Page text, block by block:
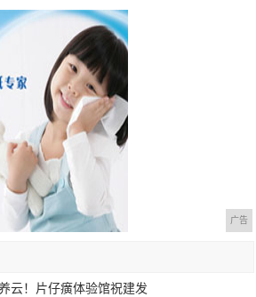
广告
云！片仔癀体验馆祝建发